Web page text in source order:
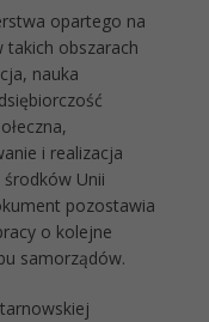
opartego na
obszarach
nauka
i realizacja
Unii
pozostawia
o kolejne
samorządów.